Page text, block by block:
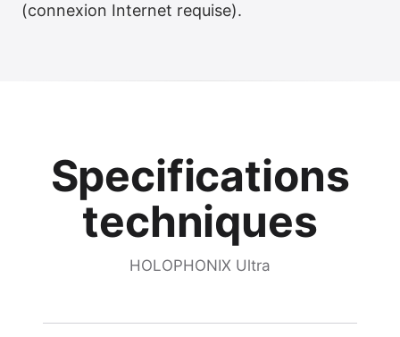
(connexion Internet requise).
Specifications
techniques
HOLOPHONIX Ultra